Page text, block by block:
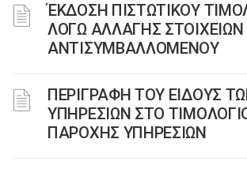
ΈΚΔΟΣΗ ΠΙΣΤΩΤΙΚΟΥ
ΛΟΓΩ ΑΛΛΑΓΗΣ
ΑΝΤΙΣΥΜΒΑΛΛΟΜΕΝΟΥ
ΠΕΡΙΓΡΑΦΗ ΤΟΥ ΕΙΔΟΥΣ
ΥΠΗΡΕΣΙΩΝ ΣΤΟ
ΠΑΡΟΧΗΣ ΥΠΗΡΕΣΙΩΝ